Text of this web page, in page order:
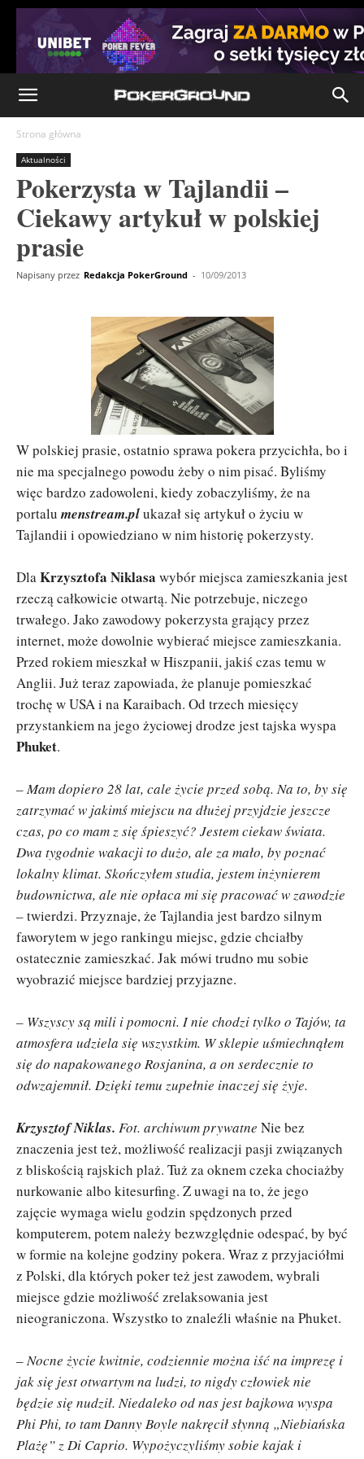
Strona główna
Aktualności
Pokerzysta w Tajlandii –
Ciekawy artykuł w polskiej
prasie
Napisany przez Redakcja PokerGround - 10/09/2013
W polskiej prasie, ostatnio sprawa pokera przycichła, bo i
nie ma specjalnego powodu żeby o nim pisać. Byliśmy
więc bardzo zadowoleni, kiedy zobaczyliśmy, że na
portalumenstream.plukazał się artykuł o życiu w
Tajlandii i opowiedziano w nim historię pokerzysty.
DlaKrzysztofa Niklasa wybór miejsca zamieszkania jest
rzeczą całkowicie otwartą. Nie potrzebuje, niczego
trwałego. Jako zawodowy pokerzysta grający przez
internet, może dowolnie wybierać miejsce zamieszkania.
Przed rokiem mieszkał w Hiszpanii, jakiś czas temu w
Anglii. Już teraz zapowiada, że planuje pomieszkać
trochę w USA i na Karaibach. Od trzech miesięcy
przystankiem na jego życiowej drodze jest tajska wyspa
Phuket.
– Mam dopiero 28 lat, cale życie przed sobą. Na to, by się
zatrzymać w jakimś miejscu na dłużej przyjdzie jeszcze
czas, po co mam z się śpieszyć? Jestem ciekaw świata.
Dwa tygodnie wakacji to dużo, ale za mało, by poznać
lokalny klimat. Skończyłem studia, jestem inżynierem
budownictwa, ale nie opłaca mi się pracować w zawodzie
–twierdzi. Przyznaje, że Tajlandia jest bardzo silnym
faworytem w jego rankingu miejsc, gdzie chciałby
ostatecznie zamieszkać. Jak mówi trudno mu sobie
wyobrazić miejsce bardziej przyjazne.
– Wszyscy są mili i pomocni. I nie chodzi tylko o Tajów, ta
atmosfera udziela się wszystkim. W sklepie uśmiechnąłem
się do napakowanego Rosjanina, a on serdecznie to
odwzajemnił. Dzięki temu zupełnie inaczej się żyje.
Krzysztof Niklas. Fot. archiwum prywatne Nie bez
znaczenia jest też, możliwość realizacji pasji związanych
z bliskością rajskich plaż. Tuż za oknem czeka chociażby
nurkowanie albo kitesurfing. Z uwagi na to, że jego
zajęcie wymaga wielu godzin spędzonych przed
komputerem, potem należy bezwzględnie odespać, by być
w formie na kolejne godziny pokera. Wraz z przyjaciółmi
z Polski, dla których poker też jest zawodem, wybrali
miejsce gdzie możliwość zrelaksowania jest
nieograniczona. Wszystko to znaleźli właśnie na Phuket.
–Nocne życie kwitnie, codziennie można iść na imprezę i
jak się jest otwartym na ludzi, to nigdy człowiek nie
będzie się nudził. Niedaleko od nas jest bajkowa wyspa
Phi Phi, to tam Danny Boyle nakręcił słynną „Niebiańska
Plażę” z Di Caprio. Wypożyczyliśmy sobie kajak i